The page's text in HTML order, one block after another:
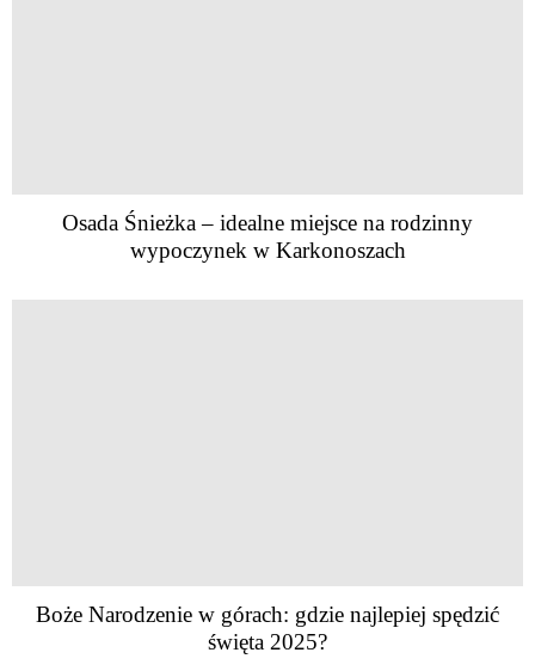
Osada Śnieżka – idealne miejsce na rodzinny
wypoczynek w Karkonoszach
Boże Narodzenie w górach: gdzie najlepiej spędzić
święta 2025?